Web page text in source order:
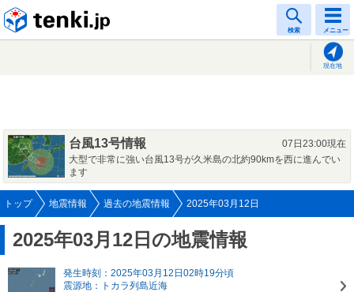
検索 メニュー
現在地
台風13号情報
07日23:00現在
大型で非常に強い台風13号が久米島の北約90kmを西に進んでい
ます
トップ 地震情報 過去の地震情報 2025年03月12日
2025年03月12日の地震情報
発生時刻：2025年03月12日02時19分頃
震源地：トカラ列島近海